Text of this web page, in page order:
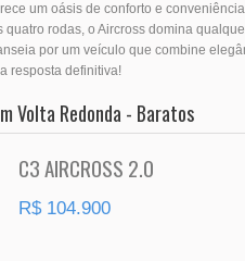
um oásis de conforto e
rodas, o Aircross domina
por um veículo que combine
resposta definitiva!
Volta Redonda - Baratos
C3 AIRCROSS 2.0
R$ 104.900